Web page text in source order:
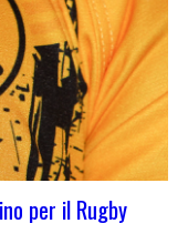
per il Rugby